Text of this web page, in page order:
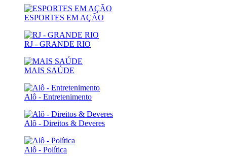
ESPORTES EM AÇÃO
RJ - GRANDE RIO
MAIS SAÚDE
Alô - Entretenimento
Alô - Direitos & Deveres
Alô - Política